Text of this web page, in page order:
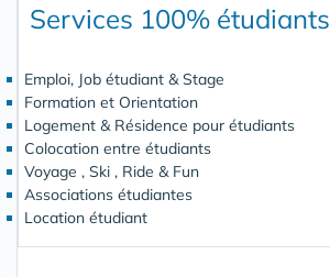
Services 100% étudiants
Emploi, Job étudiant & Stage
Formation et Orientation
Logement & Résidence pour étudiants
Colocation entre étudiants
Voyage , Ski , Ride & Fun
Associations étudiantes
Location étudiant